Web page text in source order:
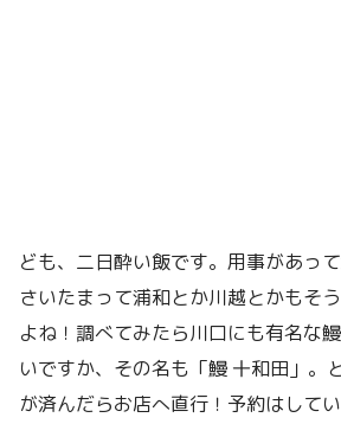
ども、二日酔い飯です。用事があっ
さいたまって浦和とか川越とかもそ
よね！調べてみたら川口にも有名な
いですか、その名も「鰻 十和田」。
が済んだらお店へ直行！予約はして